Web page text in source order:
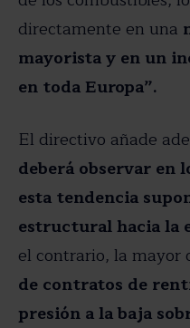
directamente en una
mayorista y en un
en toda Europa”.
El directivo añade
deberá observar en
esta tendencia
estructural hacia la
el contrario, la mayor
de contratos de
presión a la baja